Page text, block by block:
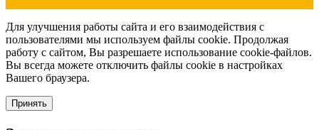
Для улучшения работы сайта и его взаимодействия с
пользователями мы используем файлы cookie. Продолжая
работу с сайтом, Вы разрешаете использование cookie-файлов.
Вы всегда можете отключить файлы cookie в настройках
Вашего браузера.
Принять